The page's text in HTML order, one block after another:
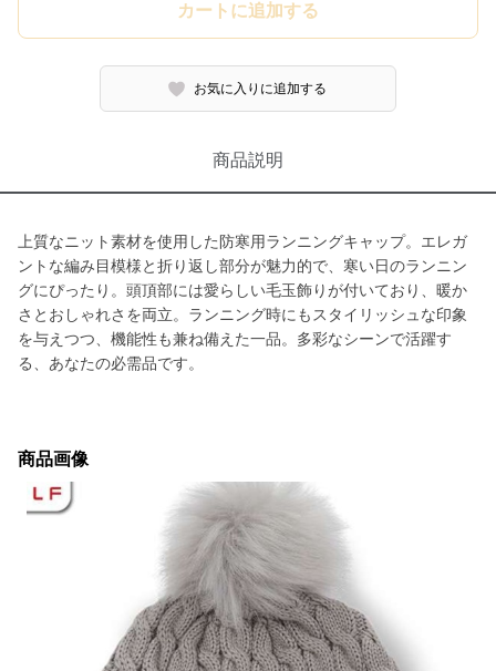
カートに追加する
お気に入りに追加する
商品説明
上質なニット素材を使用した防寒用ランニングキャップ。エレガ
ントな編み目模様と折り返し部分が魅力的で、寒い日のランニン
グにぴったり。頭頂部には愛らしい毛玉飾りが付いており、暖か
さとおしゃれさを両立。ランニング時にもスタイリッシュな印象
を与えつつ、機能性も兼ね備えた一品。多彩なシーンで活躍す
る、あなたの必需品です。
商品画像